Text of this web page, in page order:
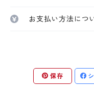
お支払い方法につ
保存